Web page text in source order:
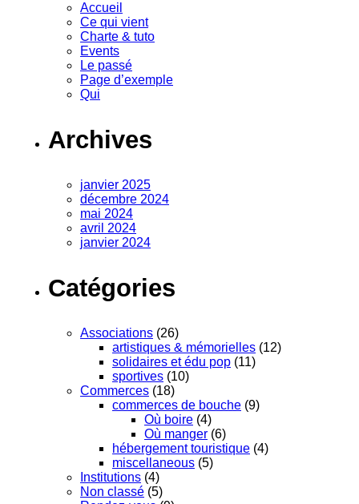
Accueil
Ce qui vient
Charte & tuto
Events
Le passé
Page d’exemple
Qui
Archives
janvier 2025
décembre 2024
mai 2024
avril 2024
janvier 2024
Catégories
Associations (26)
artistiques & mémorielles (12)
solidaires et édu pop (11)
sportives (10)
Commerces (18)
commerces de bouche (9)
Où boire (4)
Où manger (6)
hébergement touristique (4)
miscellaneous (5)
Institutions (4)
Non classé (5)